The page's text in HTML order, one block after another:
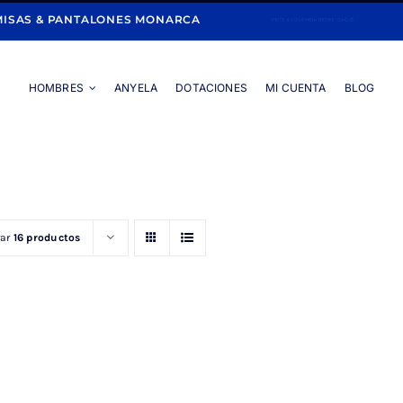
& PANTALONES MONARCA
HOMBRES ANYELA DOTACIONES MI CUENTA BLOG
16 productos